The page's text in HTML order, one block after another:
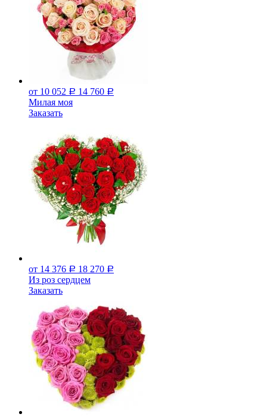
от 10 052 Р 14 760 Р
Милая моя
Заказать
от 14 376 Р 18 270 Р
Из роз сердцем
Заказать